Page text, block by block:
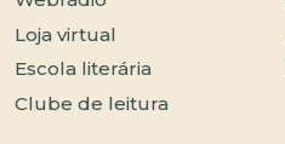
Loja virtual
Escola literária
Clube de leitura